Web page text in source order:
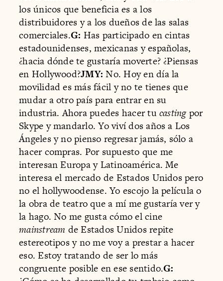
los únicos que beneficia es a los
distribuidores y a los dueños de las salas
comerciales.G: Has participado en cintas
estadounidenses, mexicanas y españolas,
¿hacia dónde te gustaría moverte? ¿Piensas
en Hollywood?JMY: No. Hoy en día la
movilidad es más fácil y no te tienes que
mudar a otro país para entrar en su
industria. Ahora puedes hacer tucastingpor
Skype y mandarlo. Yo viví dos años a Los
Ángeles y no pienso regresar jamás, sólo a
hacer compras. Por supuesto que me
interesan Europa y Latinoamérica. Me
interesa el mercado de Estados Unidos pero
no el hollywoodense. Yo escojo la película o
la obra de teatro que a mí me gustaría ver y
la hago. No me gusta cómo el cine
mainstream de Estados Unidos repite
estereotipos y no me voy a prestar a hacer
eso. Estoy tratando de ser lo más
congruente posible en ese sentido.G: